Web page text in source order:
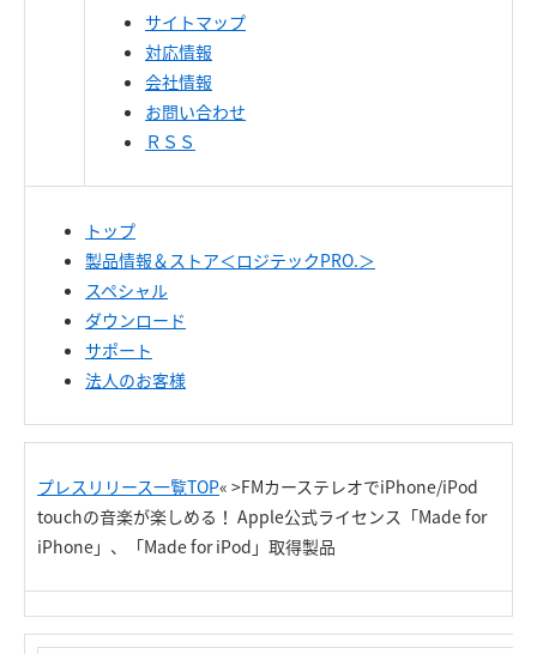
サイトマップ
対応情報
会社情報
お問い合わせ
ＲＳＳ
トップ
製品情報＆ストア＜ロジテックPRO.＞
スペシャル
ダウンロード
サポート
法人のお客様
プレスリリース一覧TOP« >FMカーステレオでiPhone/iPod
touchの音楽が楽しめる！ Apple公式ライセンス「Made for
iPhone」、「Made for iPod」取得製品